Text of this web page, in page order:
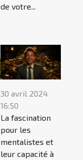
de votre...
30 avril 2024
16:50
La fascination
pour les
mentalistes et
leur capacité à